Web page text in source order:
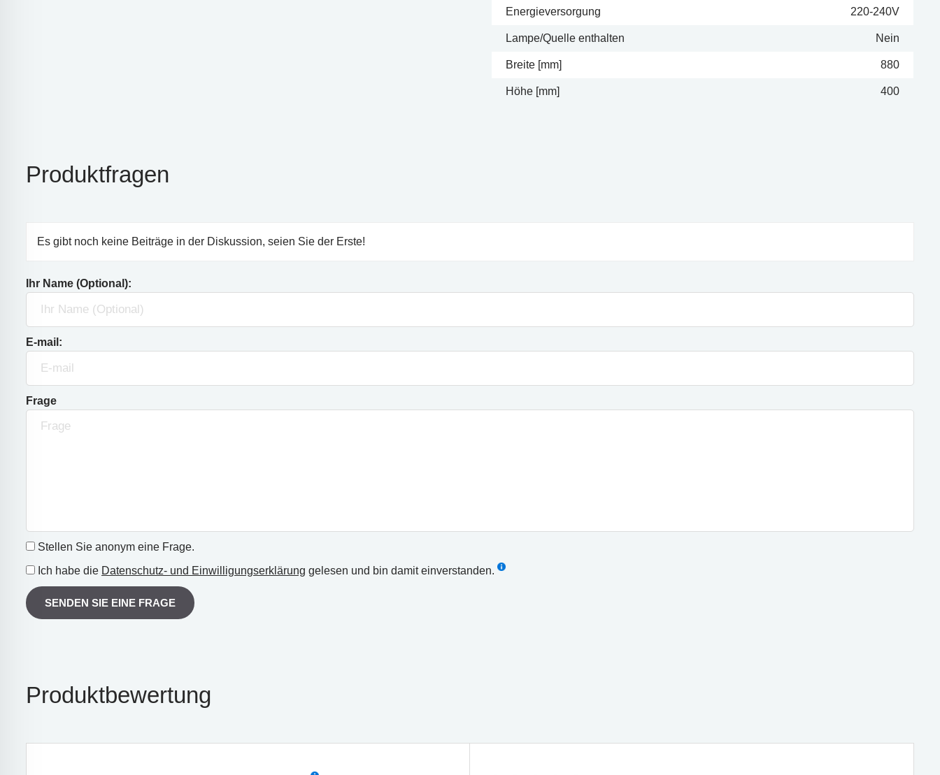
Energieversorgung 220-240V
Lampe/Quelle enthalten Nein
Breite [mm] 880
Höhe [mm] 400
Produktfragen
Es gibt noch keine Beiträge in der Diskussion, seien Sie der Erste!
Ihr Name (Optional):
E-mail:
Frage
Stellen Sie anonym eine Frage.
Ich habe die Datenschutz- und Einwilligungserklärung gelesen und bin damit einverstanden.
SENDEN SIE EINE FRAGE
Produktbewertung